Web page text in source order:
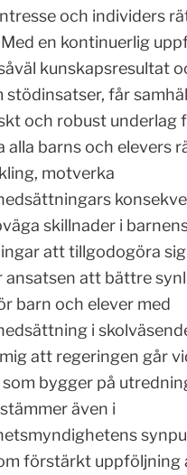
och individers
en kontinuerlig
kunskapsresultat
stödinsatser, får
och robust underlag
alla barns och elevers
motverka
skillnader i
att tillgodogöra
ansatsen att bättre
barn och elever med
i
att regeringen går
bygger på
även i
förstärkt uppföljning